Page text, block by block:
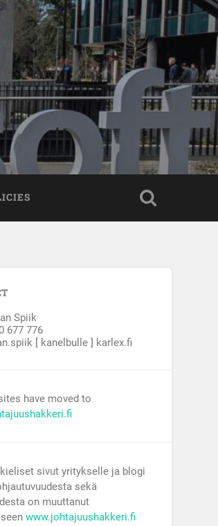
Spiik
677 776
[ kanelbulle ] karlex.fi
have moved to
sivut yritykselle ja blogi
sekä
on muuttanut
www.johtajuushakkeri.fi